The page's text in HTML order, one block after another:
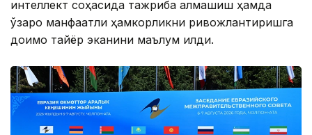
интеллект соҳасида тажриба алмашиш ҳамда
ўзаро манфаатли ҳамкорликни ривожлантиришга
доимо тайёр эканини маълум қилди.